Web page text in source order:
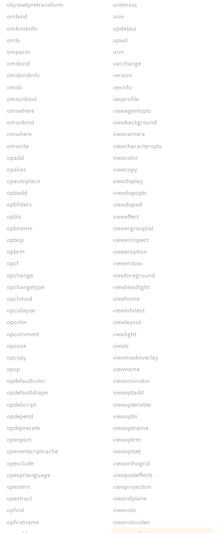
objresetpretransform
ombind
ombindinfo
omls
omparm
omsbind
omsbindinfo
omsls
omsunbind
omswhere
omunbind
omwhere
omwrite
opadd
opalias
opautoplace
opbadd
opbfilters
opbls
opbname
opbop
opbrm
opcf
opchange
opchangetype
opchmod
opcollapse
opcolor
opcomment
opcook
opcopy
opcp
opdefaultcolor
opdefaultshape
opdelscript
opdepend
opdeprecate
openport
opeventscriptcache
opexclude
opexprlanguage
opextern
opextract
opfind
opfirstname
unitmass
unix
updateui
upwd
urm
varchange
version
vexinfo
vexprofile
viewagentopts
viewbackground
viewcamera
viewcharacteropts
viewcolor
viewcopy
viewdisplay
viewdispopts
viewdispset
vieweffect
viewergrouplist
viewerinspect
vieweroption
viewerstow
viewforeground
viewheadlight
viewhome
viewinfotext
viewlayout
viewlight
viewls
viewmaskoverlay
viewname
viewonionskin
viewoptadd
viewoptenable
viewoptls
viewoptname
viewoptrm
viewoptset
vieworthogrid
viewposteffects
viewprojection
viewrefplane
viewroto
viewrotovideo